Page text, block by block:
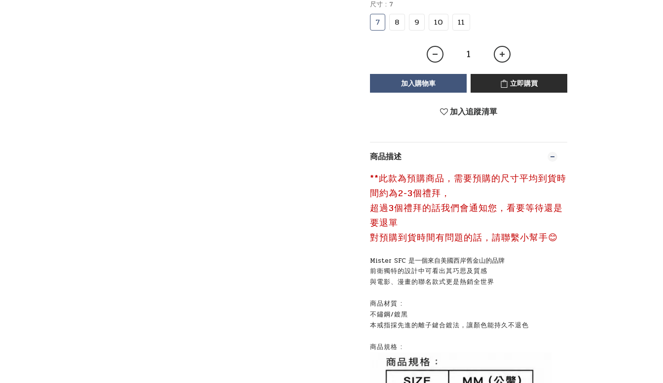
尺寸 : 7
7 8 9 10 11
加入購物車 立即購買
加入追蹤清單
商品描述
**此款為預購商品，需要預購的尺寸平均到貨時
間約為2-3個禮拜，
超過3個禮拜的話我們會通知您，看要等待還是
要退單
對預購到貨時間有問題的話，請聯繫小幫手😊
Mister SFC 是一個來自美國西岸舊金山的品牌
前衛獨特的設計中可看出其巧思及質感
與電影、漫畫的聯名款式更是熱銷全世界
商品材質 :
不鏽鋼/鍍黑
本戒指採先進的離子鍵合鍍法，讓顏色能持久不退色
商品規格 :